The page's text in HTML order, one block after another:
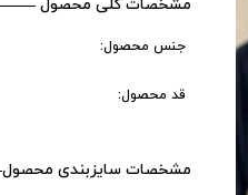
مشخصات کلی محصول
جنس محصول:
قد محصول:
مشخصات سایزبندی محصول